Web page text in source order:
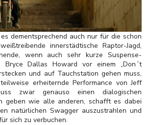
dementsprechend auch nur für die schon
innerstädtische Raptor-Jagd,
wenn auch sehr kurze Suspense-
Dallas Howard vor einem „Don´t
und auf Tauchstation gehen muss,
erheiternde Performance von Jeff
zwar genauso einen dialogischen
geben wie alle anderen, schafft es dabei
natürlichen Swagger auszustrahlen und
sich zu verbuchen.